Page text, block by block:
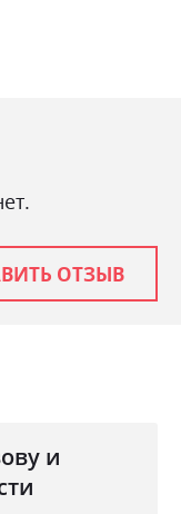
модерн
ОТЗЫВ
и